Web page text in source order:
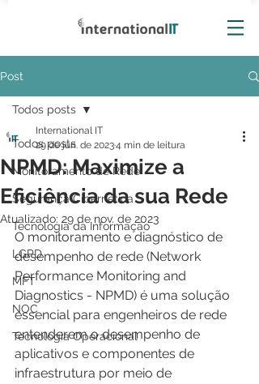
Post
Todos posts
Monitoramento de Rede
Segurança Cibernética
Tecnologia da Informação
LGPD
MFT
NOC
Tecnologia Operacional
Todos posts
NPMD: Maximize a
Eficiência da sua Rede
International IT
29 de jun. de 20234 min de leitura
Atualizado: 29 de nov. de 2023
O monitoramento e diagnóstico de
desempenho de rede (Network
Performance Monitoring and
Diagnostics - NPMD) é uma solução
essencial para engenheiros de rede
entenderem o desempenho de
aplicativos e componentes de
infraestrutura por meio de